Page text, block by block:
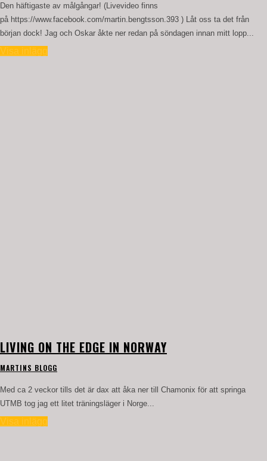
Den häftigaste av målgångar! (Livevideo finns
på https://www.facebook.com/martin.bengtsson.393 ) Låt oss ta det från
början dock! Jag och Oskar åkte ner redan på söndagen innan mitt lopp...
Visa inlägg
LIVING ON THE EDGE IN NORWAY
MARTINS BLOGG
Med ca 2 veckor tills det är dax att åka ner till Chamonix för att springa
UTMB tog jag ett litet träningsläger i Norge...
Visa inlägg